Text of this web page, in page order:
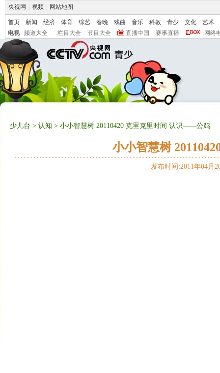
央视网 视频 网站地图
首页 新闻 经济 体育 综艺 春晚 戏曲 音乐 科教 青少 文化
艺术
电视
频道大全 栏目大全 节目大全 直播中国 赛事直播 网络
少儿台 > 认知 > 小小智慧树 20110420 克里克里时间 认识——公鸡
小小智慧树
发布时间:2011年04月